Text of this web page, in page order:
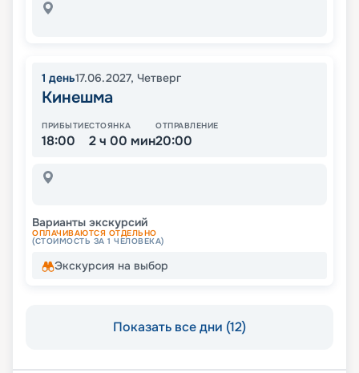
1 день17.06.2027, Четверг
Кинешма
ПРИБЫТИЕ
18:00
СТОЯНКА
2 ч 00 мин
ОТПРАВЛЕНИЕ
20:00
Варианты экскурсий
ОПЛАЧИВАЮТСЯ ОТДЕЛЬНО
(СТОИМОСТЬ ЗА 1 ЧЕЛОВЕКА)
Экскурсия на выбор
Показать все дни (12)